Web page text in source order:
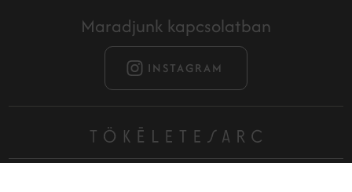
Maradjunk kapcsolatban
INSTAGRAM